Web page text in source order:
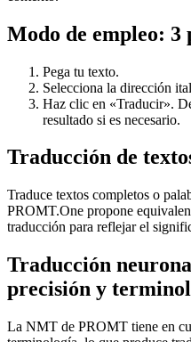
Modo de empleo:
Pega tu texto.
Selecciona la dirección
Haz clic en «Traducir».
resultado si es necesario.
Traducción de
Traduce textos completos o
PROMT.One propone
traducción para reflejar el
Traducción
precisión y
La NMT de PROMT tiene en